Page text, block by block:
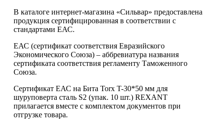
В каталоге интернет-магазина «Сильвар» предоставлена
продукция сертифицированная в соответствии с
стандартами ЕАС.
ЕАС (сертификат соответствия Евразийского
Экономического Союза) – аббревиатура названия
сертификата соответствия регламенту Таможенного
Союза.
Сертификат ЕАС на Бита Torx T-30*50 мм для
шуруповерта сталь S2 (упак. 10 шт.) REXANT
прилагается вместе с комплектом документов при
отгрузке товара.